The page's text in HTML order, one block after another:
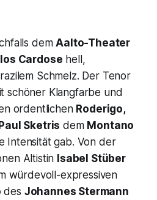
demAalto-Theater
Cardose hell,
Schmelz. Der Tenor
schöner Klangfarbe und
ordentlichen Roderigo,
Sketris dem Montano
Intensität gab. Von der
Altistin Isabel Stüber
würdevoll-expressiven
des Johannes Stermann